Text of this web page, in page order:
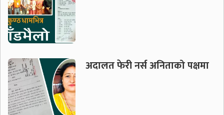
अदालत फेरी नर्स अनिताको पक्षमा